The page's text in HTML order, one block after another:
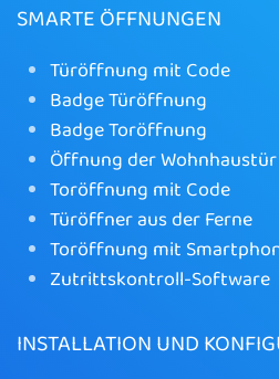
SMARTE ÖFFNUNGEN
Türöffnung mit Code
Badge Türöffnung
Badge Toröffnung
Öffnung der Wohnhaustür
Toröffnung mit Code
Türöffner aus der Ferne
Toröffnung mit
Zutrittskontroll-Software
INSTALLATION UND